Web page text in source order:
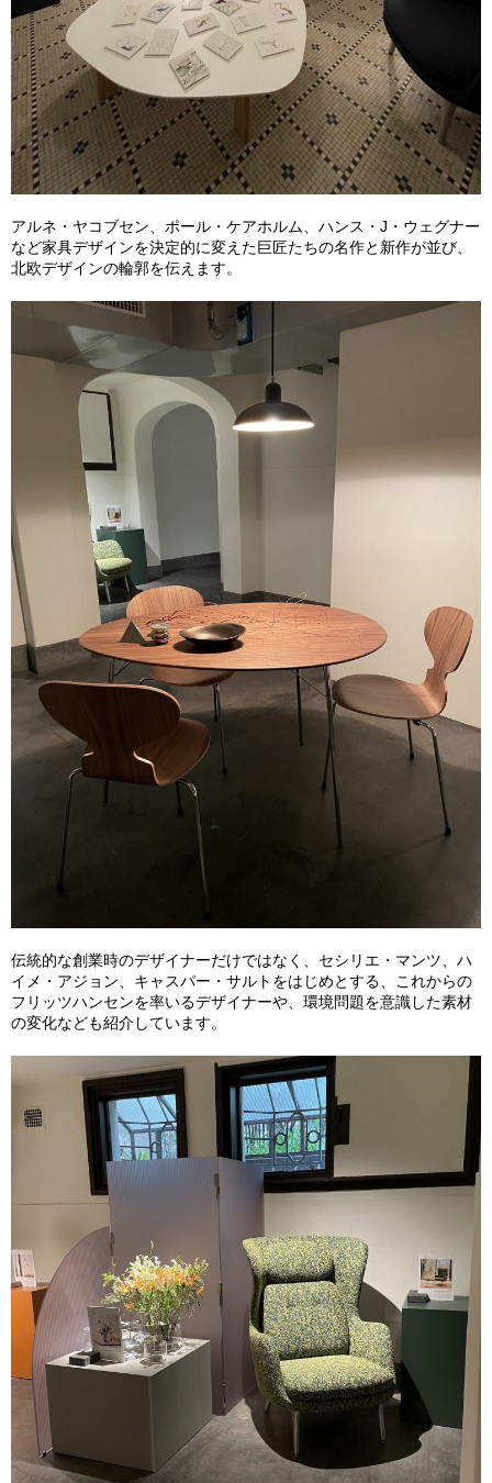
アルネ・ヤコブセン、ポール・ケアホルム、ハンス・J・ウェグナー
など家具デザインを決定的に変えた巨匠たちの名作と新作が並び、
北欧デザインの輪郭を伝えます。
伝統的な創業時のデザイナーだけではなく、セシリエ・マンツ、ハ
イメ・アジョン、キャスパー・サルトをはじめとする、これからの
フリッツハンセンを率いるデザイナーや、環境問題を意識した素材
の変化なども紹介しています。